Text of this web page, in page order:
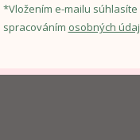
*Vložením e-mailu
spracováním osobných